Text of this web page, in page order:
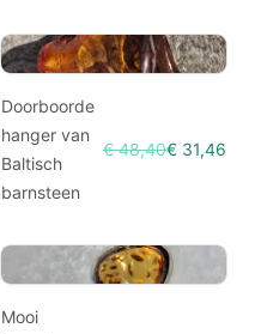
Doorboorde
hanger van
Baltisch
barnsteen
€ 48,40€ 31,46
Mooi